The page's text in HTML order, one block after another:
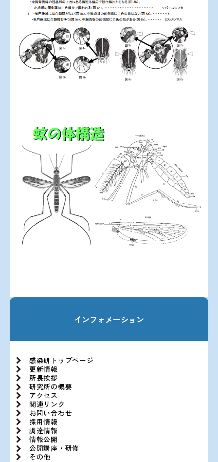
インフォメーション
感染研トップページ
更新情報
所長挨拶
研究所の概要
アクセス
関連リンク
お問い合わせ
採用情報
調達情報
情報公開
公開講座・研修
その他